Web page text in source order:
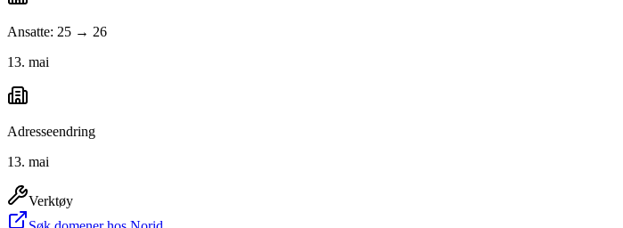
Ansatte: 25 → 26
13. mai
Adresseendring
13. mai
Verktøy